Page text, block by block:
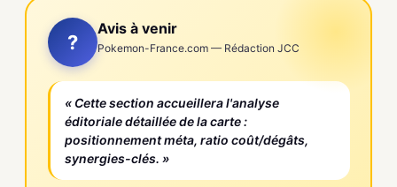
?
Avis à venir
Pokemon-France.com — Rédaction JCC
« Cette section accueillera l'analyse
éditoriale détaillée de la carte :
positionnement méta, ratio coût/dégâts,
synergies-clés. »